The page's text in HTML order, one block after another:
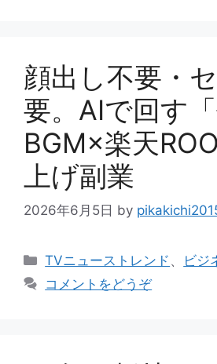
顔出し不要・
要。AIで回す
BGM×楽天
上げ副業
2026年6月5日 by
カ
テ
TVニューストレンド 、
ビジ
コメントをどうぞ